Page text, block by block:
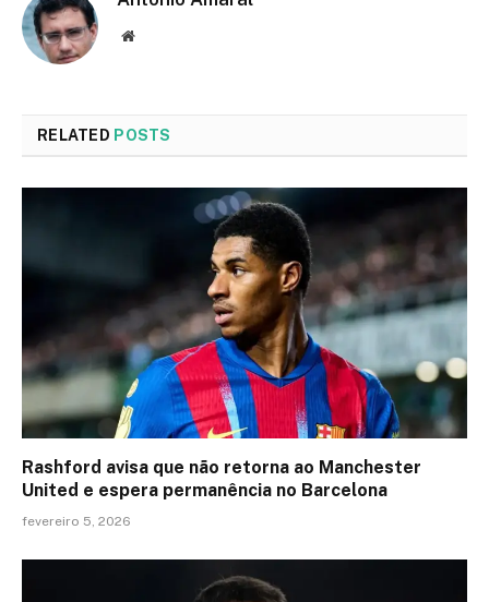
Website
RELATED POSTS
Rashford avisa que não retorna ao Manchester
United e espera permanência no Barcelona
fevereiro 5, 2026